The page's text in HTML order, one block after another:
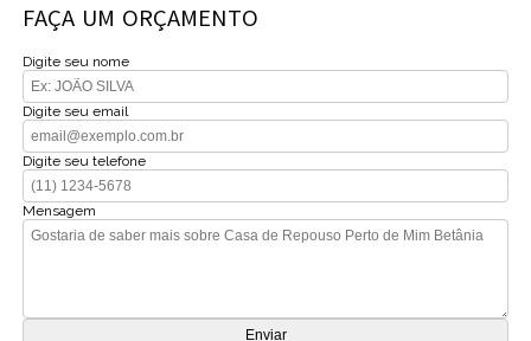
FAÇA UM ORÇAMENTO
Digite seu nome
Digite seu email
Digite seu telefone
Mensagem